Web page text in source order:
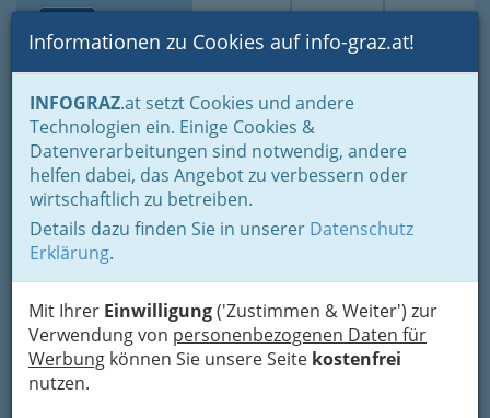
Suche Login Toggle
Informationen zu Cookies auf info-graz.at!
INFOGRAZ.at setzt Cookies und andere
Technologien ein. Einige Cookies &
Datenverarbeitungen sind notwendig, andere
helfen dabei, das Angebot zu verbessern oder
wirtschaftlich zu betreiben.
Details dazu finden Sie in unserer Datenschutz
Erklärung.
Mit Ihrer Einwilligung('Zustimmen & Weiter') zur
Verwendung von personenbezogenen Daten für
Werbung können Sie unsere Seite kostenfrei
nutzen.
Home Branchen
Gewerbe, Handwerk, Banken
Information und Consulting
Fachgruppe Unterneh-mensberatung und Informationstechnologie
Bilanzbuchhalter nach BibuG
Peter Tieber
Adresse mit Google Maps anschauen
Kontaktaufnahme